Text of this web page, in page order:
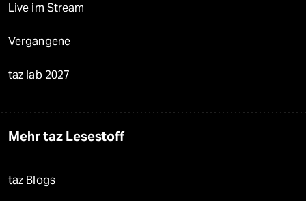
Live im Stream
Vergangene
taz lab 2027
Mehr taz Lesestoff
taz Blogs